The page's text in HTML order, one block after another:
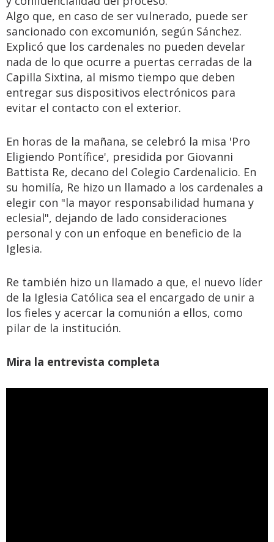
Algo que, en caso de ser vulnerado, puede ser
sancionado con excomunión, según Sánchez.
Explicó que los cardenales no pueden develar
nada de lo que ocurre a puertas cerradas de la
Capilla Sixtina, al mismo tiempo que deben
entregar sus dispositivos electrónicos para
evitar el contacto con el exterior.
En horas de la mañana, se celebró la misa 'Pro
Eligiendo Pontífice', presidida por Giovanni
Battista Re, decano del Colegio Cardenalicio. En
su homilía, Re hizo un llamado a los cardenales a
elegir con "la mayor responsabilidad humana y
eclesial", dejando de lado consideraciones
personal y con un enfoque en beneficio de la
Iglesia.
Re también hizo un llamado a que, el nuevo líder
de la Iglesia Católica sea el encargado de unir a
los fieles y acercar la comunión a ellos, como
pilar de la institución.
Mira la entrevista completa